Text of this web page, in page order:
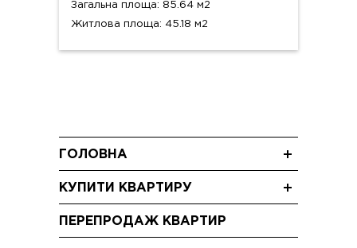
Загальна площа: 85.64 м2
Житлова площа: 45.18 м2
ГОЛОВНА
Акції
Відео
КУПИТИ КВАРТИРУ
ПЕРЕПРОДАЖ КВАРТИР